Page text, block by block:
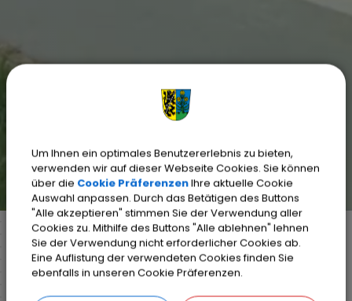
Markt Weisendorf Bürgerinfo
Rathaus
Organisationsstruktur
Um Ihnen ein optimales Benutzererlebnis zu bieten,
verwenden wir auf dieser Webseite Cookies. Sie können
über die Cookie PräferenzenIhre aktuelle Cookie
Auswahl anpassen. Durch das Betätigen des Buttons
"Alle akzeptieren" stimmen Sie der Verwendung aller
Cookies zu. Mithilfe des Buttons "Alle ablehnen" lehnen
Sie der Verwendung nicht erforderlicher Cookies ab.
Eine Auflistung der verwendeten Cookies finden Sie
ebenfalls in unseren Cookie Präferenzen.